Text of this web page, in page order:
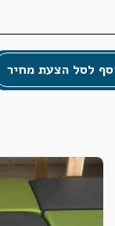
לסל הצעת מחיר